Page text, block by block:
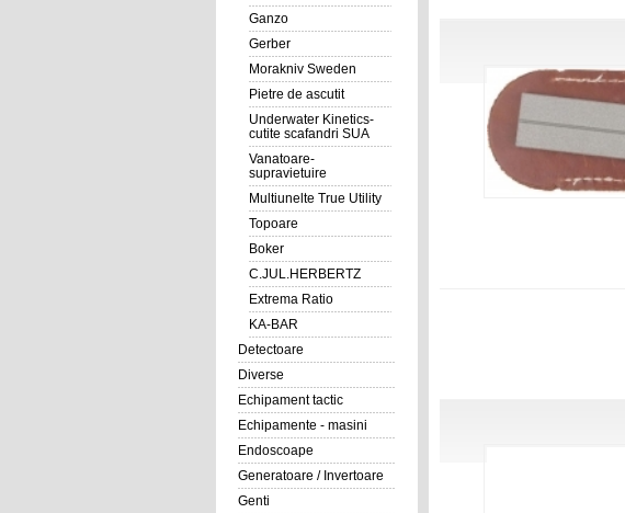
Ganzo
Gerber
Morakniv Sweden
Pietre de ascutit
Underwater Kinetics-
cutite scafandri SUA
Vanatoare-
supravietuire
Multiunelte True Utility
Topoare
Boker
C.JUL.HERBERTZ
Extrema Ratio
KA-BAR
Detectoare
Diverse
Echipament tactic
Echipamente - masini
Endoscoape
Generatoare / Invertoare
Genti